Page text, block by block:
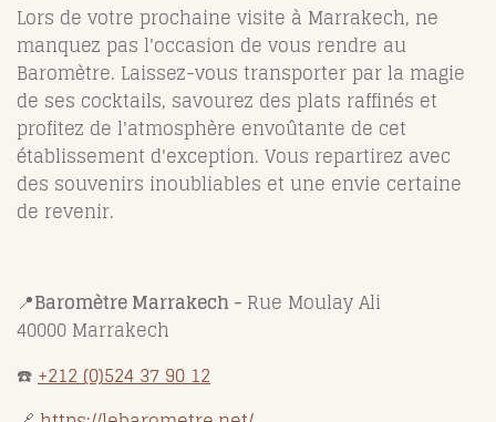
Lors de votre prochaine visite à Marrakech, ne
manquez pas l'occasion de vous rendre au
Baromètre. Laissez-vous transporter par la magie
de ses cocktails, savourez des plats raffinés et
profitez de l'atmosphère envoûtante de cet
établissement d'exception. Vous repartirez avec
des souvenirs inoubliables et une envie certaine
de revenir.
📍Baromètre Marrakech - Rue Moulay Ali
40000 Marrakech
☎️+212 (0)524 37 90 12